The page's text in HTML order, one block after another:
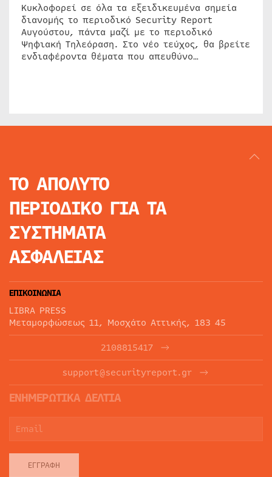
Κυκλοφορεί σε όλα τα εξειδικευμένα σημεία
διανομής το περιοδικό Security Report
Αυγούστου, πάντα μαζί με το περιοδικό
Ψηφιακή Τηλεόραση. Στο νέο τεύχος, θα βρείτε
ενδιαφέροντα θέματα που απευθύνο…
ΤΟ ΑΠΟΛΥΤΟ
ΠΕΡΙΟΔΙΚΟ ΓΙΑ ΤΑ
ΣΥΣΤΗΜΑΤΑ
ΑΣΦΑΛΕΙΑΣ
ΕΠΙΚΟΙΝΩΝΙΑ
LIBRA PRESS
Μεταμορφώσεως 11, Μοσχάτο Αττικής, 183 45
2108815417
support@securityreport.gr
ΕΝΗΜΕΡΩΤΙΚΑ ΔΕΛΤΙΑ
ΕΓΓΡΑΦΉ